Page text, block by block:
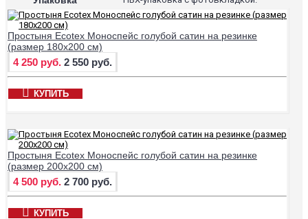
Простыня Ecotex Моноспейс голубой сатин на резинке
(размер 180х200 см)
4 250 руб. 2 550 руб.
КУПИТЬ
Простыня Ecotex Моноспейс голубой сатин на резинке
(размер 200х200 см)
4 500 руб. 2 700 руб.
КУПИТЬ